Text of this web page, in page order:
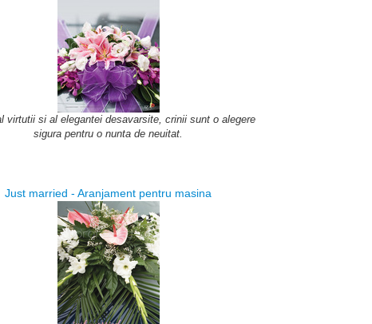
virtutii si al elegantei desavarsite, crinii sunt o alegere
sigura pentru o nunta de neuitat.
Just married - Aranjament pentru masina